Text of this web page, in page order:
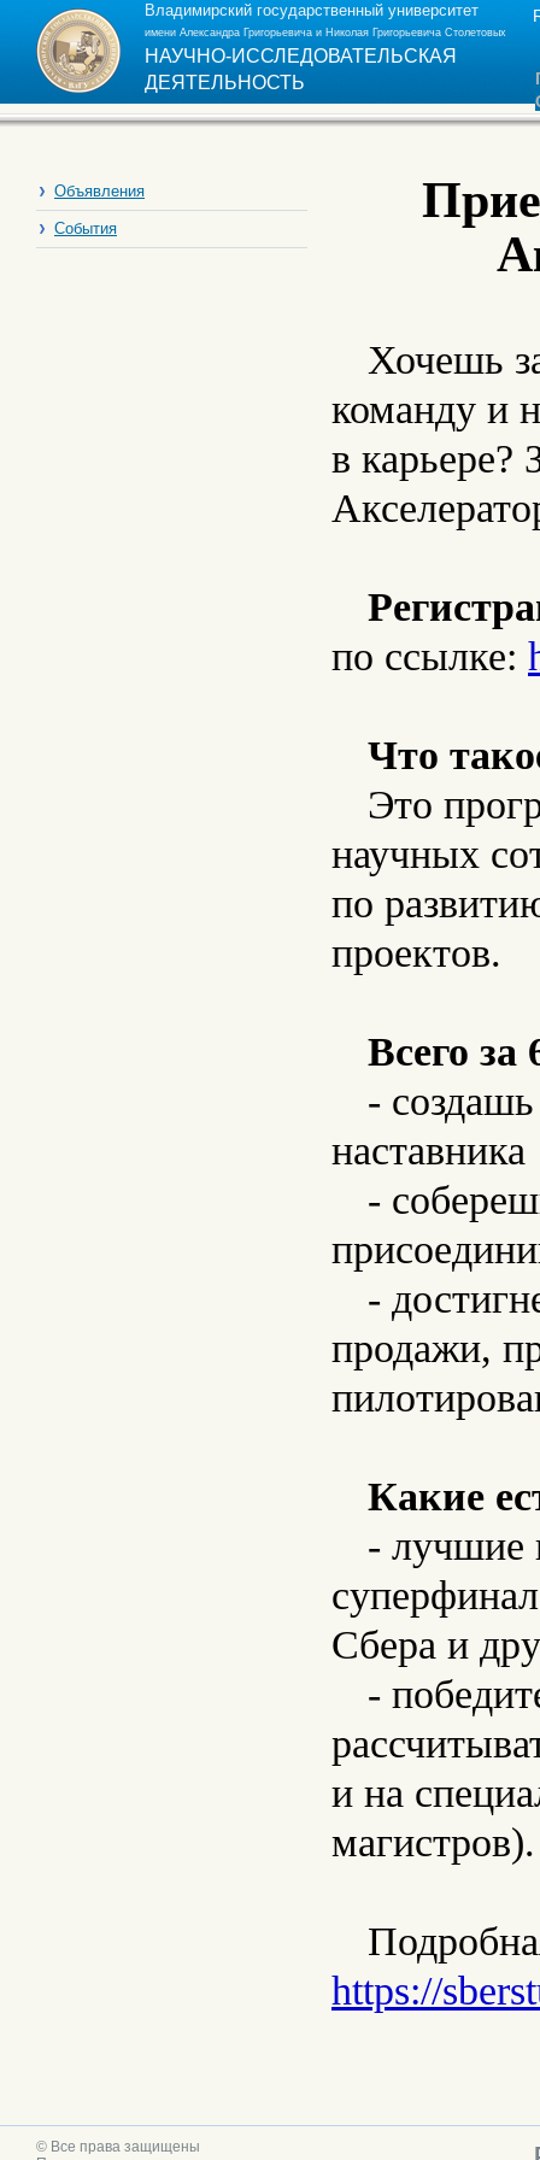
Владимирский государственный университет
имени Александра Григорьевича и Николая Григорьевича Столетовых
НАУЧНО-ИССЛЕДОВАТЕЛЬСКАЯ
ДЕЯТЕЛЬНОСТЬ
Объявления
События
Хочешь
команду и
в карьере?
по ссылке:
Что
Это
научных
по
проектов.
Всего
-
наставника
-
-
продажи,
Какие
- лучшие
Сбера и
-
и на
магистров).
https://
© Все права защищены